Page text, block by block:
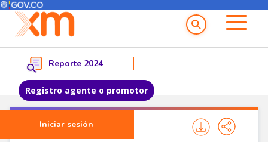
Pasar al contenido principal
Menú del Usuario
Reporte 2024
Registro agente o promotor
Iniciar sesión
Menu principal
Noticias Corporativas